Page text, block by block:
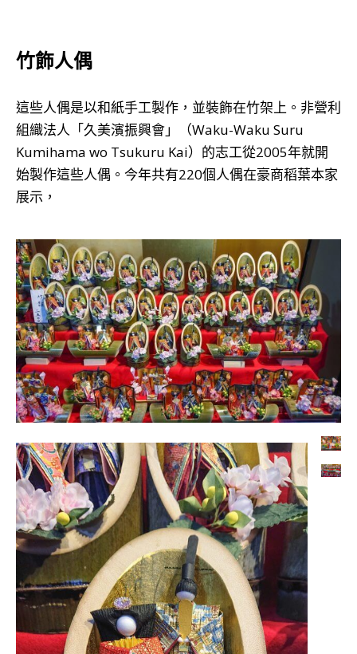
竹飾人偶
這些人偶是以和紙手工製作，並裝飾在竹架上。非營利
組織法人「久美濱振興會」（Waku-Waku Suru
Kumihama wo Tsukuru Kai）的志工從2005年就開
始製作這些人偶。今年共有220個人偶在豪商稻葉本家
展示，